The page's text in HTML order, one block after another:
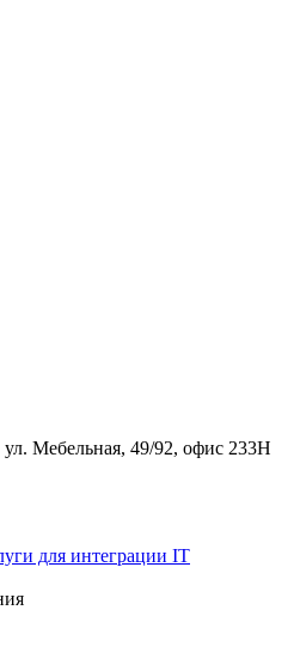
ул. Мебельная, 49/92, офис 233Н